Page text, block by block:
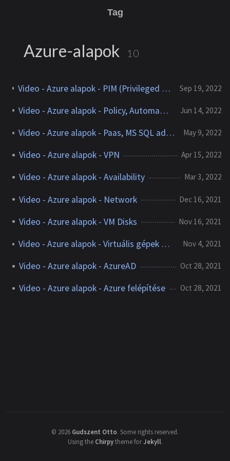
Tag
Azure-alapok 10
Video - Azure alapok - PIM (Privileged Identity Management) Sep 19, 2022
Video - Azure alapok - Policy, Automatizáljunk Jun 14, 2022
Video - Azure alapok - Paas, MS SQL adatbázis létrehozása May 9, 2022
Video - Azure alapok - VPN Apr 15, 2022
Video - Azure alapok - Availability Mar 3, 2022
Video - Azure alapok - Network Dec 16, 2021
Video - Azure alapok - VM Disks Nov 16, 2021
Video - Azure alapok - Virtuális gépek méretezése Nov 4, 2021
Video - Azure alapok - AzureAD Oct 28, 2021
Video - Azure alapok - Azure felépítése Oct 28, 2021
© 2026 Gudszent Otto. Some rights reserved.
Using the Chirpytheme forJekyll.